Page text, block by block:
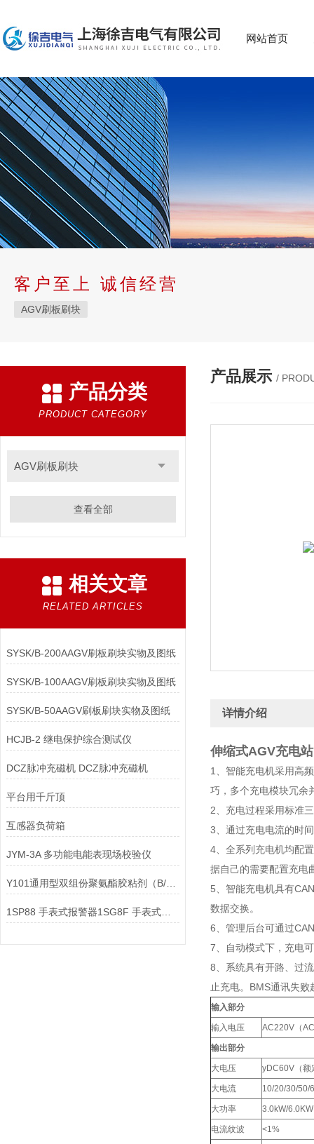
网站首页
客户至上 诚信经营
AGV刷板刷块
产品分类
PRODUCT CATEGORY
AGV刷板刷块
查看全部
相关文章
RELATED ARTICLES
SYSK/B-200AAGV刷板刷块实物及图纸
SYSK/B-100AAGV刷板刷块实物及图纸
SYSK/B-50AAGV刷板刷块实物及图纸
HCJB-2 继电保护综合测试仪
DCZ脉冲充磁机 DCZ脉冲充磁机
平台用千斤顶
互感器负荷箱
JYM-3A 多功能电能表现场校验仪
Y101通用型双组份聚氨酯胶粘剂（B/F/H级）
1SP88 手表式报警器1SG8F 手表式报警器
产品展示 /
详情介绍
伸缩式AGV充电站
1、智能充电机采用高
巧，多个充电模块冗余
2、充电过程采用标准
3、通过充电电流的时
4、全系列充电机均配
据自己的需要配置充电
5、智能充电机具有
数据交换。
6、管理后台可通过
7、自动模式下，充电
8、系统具有开路、过
止充电。BMS通讯失
输入部分
输入电压 AC220V（
输出部分
大电压 yDC60V（额
大电流 10/20/30/50/
大功率 3.0kW/6.0KW
电流纹波 <1%